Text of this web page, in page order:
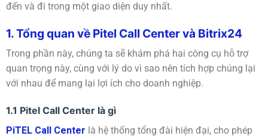
đến và đi trong một giao diện duy nhất.
1. Tổng quan về Pitel Call Center và Bitrix24
Trong phần này, chúng ta sẽ khám phá hai công cụ hỗ trợ
quan trọng này, cùng với lý do vì sao nên tích hợp chúng lại
với nhau để mang lại lợi ích cho doanh nghiệp.
1.1 Pitel Call Center là gì
PiTEL Call Center là hệ thống tổng đài hiện đại, cho phép